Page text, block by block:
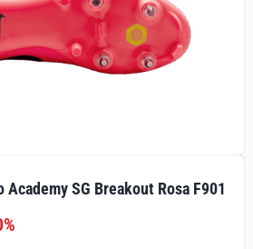
SG Breakout Rosa F901